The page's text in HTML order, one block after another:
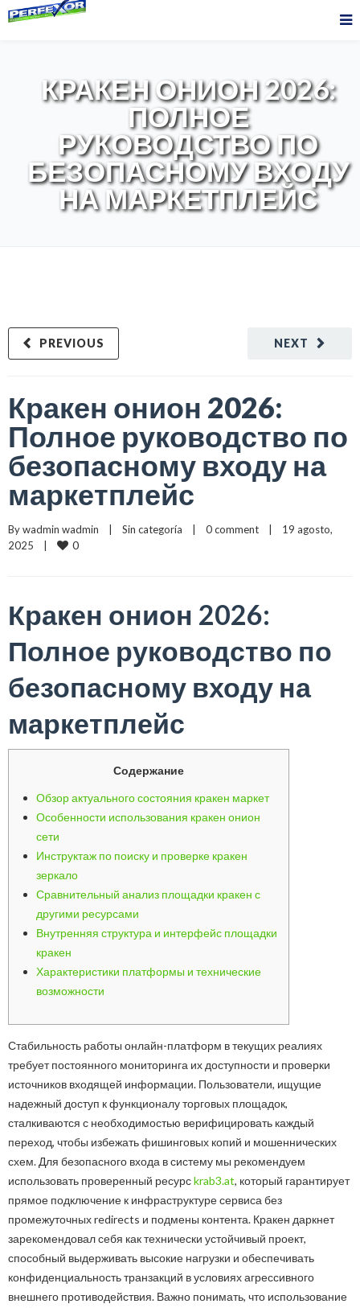
КРАКЕН ОНИОН 2026:
ПОЛНОЕ
РУКОВОДСТВО ПО
БЕЗОПАСНОМУ ВХОДУ
НА МАРКЕТПЛЕЙС
NEXT
PREVIOUS
Кракен онион 2026:
Полное руководство по
безопасному входу на
маркетплейс
By wadmin wadmin Sin categoría 0 comment
    |    19 agosto,
2025    |
0
Кракен онион 2026:
Полное руководство по
безопасному входу на
маркетплейс
Содержание
Обзор актуального состояния кракен маркет
Особенности использования кракен онион
сети
Инструктаж по поиску и проверке кракен
зеркало
Сравнительный анализ площадки кракен с
другими ресурсами
Внутренняя структура и интерфейс площадки
кракен
Характеристики платформы и технические
возможности
Стабильность работы онлайн-платформ в текущих реалиях
требует постоянного мониторинга их доступности и проверки
источников входящей информации. Пользователи, ищущие
надежный доступ к функционалу торговых площадок,
сталкиваются с необходимостью верифицировать каждый
переход, чтобы избежать фишинговых копий и мошеннических
схем. Для безопасного входа в систему мы рекомендуем
использовать проверенный ресурсkrab3.at, который гарантирует
прямое подключение к инфраструктуре сервиса без
промежуточных redirects и подмены контента. Кракен даркнет
зарекомендовал себя как технически устойчивый проект,
способный выдерживать высокие нагрузки и обеспечивать
конфиденциальность транзакций в условиях агрессивного
внешнего противодействия. Важно понимать, что использование